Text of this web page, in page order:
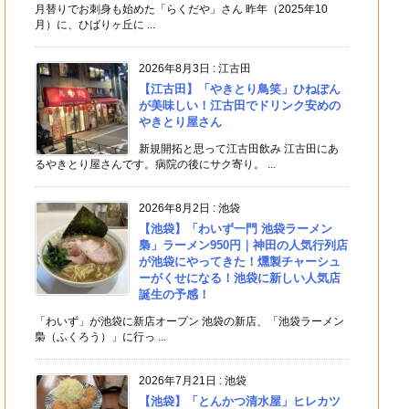
月替りでお刺身も始めた「らくだや」さん 昨年（2025年10
月）に、ひばりヶ丘に ...
2026年8月3日 : 江古田
【江古田】「やきとり鳥笑」ひねぽん
が美味しい！江古田でドリンク安めの
やきとり屋さん
新規開拓と思って江古田飲み 江古田にあ
るやきとり屋さんです。病院の後にサク寄り。 ...
2026年8月2日 : 池袋
【池袋】「わいず一門 池袋ラーメン
梟」ラーメン950円｜神田の人気行列店
が池袋にやってきた！燻製チャーシュ
ーがくせになる！池袋に新しい人気店
誕生の予感！
「わいず」が池袋に新店オープン 池袋の新店、「池袋ラーメン
梟（ふくろう）」に行っ ...
2026年7月21日 : 池袋
【池袋】「とんかつ清水屋」ヒレカツ